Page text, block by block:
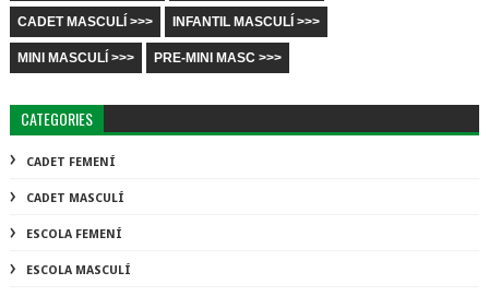
CADET MASCULÍ >>> INFANTIL MASCULÍ >>>
MINI MASCULÍ >>> PRE-MINI MASC >>>
CATEGORIES
CADET FEMENÍ
CADET MASCULÍ
ESCOLA FEMENÍ
ESCOLA MASCULÍ